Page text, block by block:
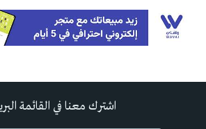
اشترك معنا في القائمة